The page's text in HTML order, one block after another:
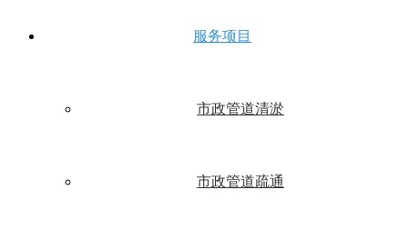
服务项目
市政管道清淤
市政管道疏通